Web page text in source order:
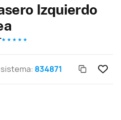
Izquierdo
★ ★ ★ ★ ★
834871